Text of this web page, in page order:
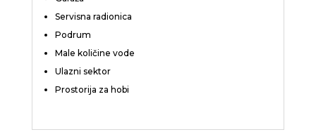
Servisna radionica
Podrum
Male količine vode
Ulazni sektor
Prostorija za hobi